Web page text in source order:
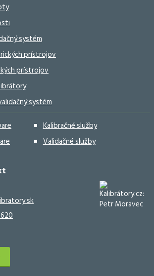
systém
prístrojov
prístrojov
systém
Kalibračné služby
Validačné služby